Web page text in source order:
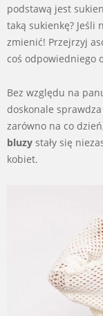
podstawą jest
taką sukienkę? Jeśli
zmienić! Przejrzyj
coś odpowiedniego
Bez względu na
doskonale
zarówno na co
bluzy stały się
kobiet.